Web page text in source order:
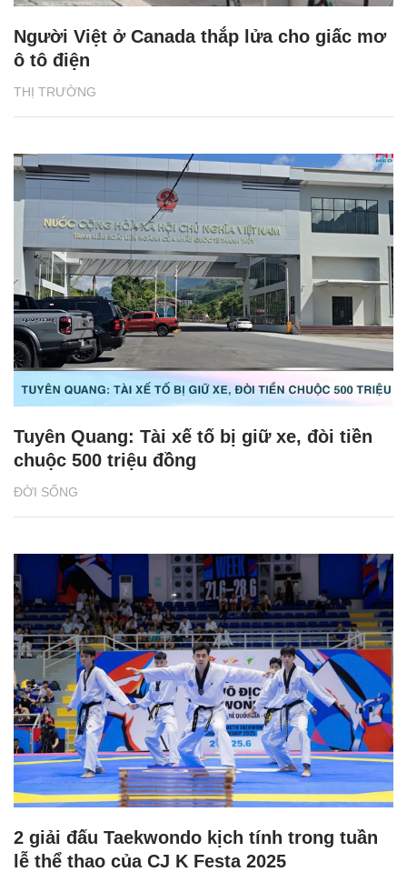
THỊ TRƯỜNG
Người Việt ở Canada thắp lửa cho giấc mơ
ô tô điện
ĐỜI SỐNG
Tuyên Quang: Tài xế tố bị giữ xe, đòi tiền
chuộc 500 triệu đồng
2 giải đấu Taekwondo kịch tính trong tuần
lễ thể thao của CJ K Festa 2025